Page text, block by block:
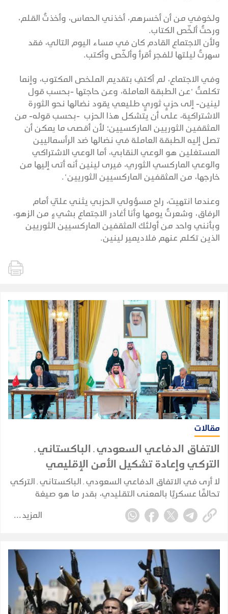
ولخوفي من أن أخسرهم، أخذني الحماس، وأخذتُ القلم،
ورحتُ ألخّص الكتاب.
ولأن الاجتماع القادم كان في مساء اليوم التالي، فقد
سهرتُ ليلتها للفجر أقرأ وألخّص وأكتب.
وفي الاجتماع، لم أكتفِ بتقديم الملخص المكتوب، وإنما
تكلمتُ "عن الطبقة العاملة، وعن حاجتها -بحسب قول
لينين- إلى حزبٍ ثوريٍ طليعي يقود نضالها نحو الثورة
الاشتراكية، على أن يتشكل هذا الحزب -بحسب قوله- من
المثقفين الثوريين الماركسيين؛ لأن أقصى ما يمكن أن
تصل إليه الطبقة العاملة في نضالها ضد الرأسماليين
المستغلين هو الوعي النقابي، أما الوعي الاشتراكي
والوعي الماركسي الثوري، فيرى لينين أنه أتى إليها من
خارجها، من المثقفين الماركسيين الثوريين".
وعندما انتهيت، راح مسؤولي الحزبي يثني عليّ أمام
الرفاق، وشعرتُ يومها وأنا أغادر الاجتماع بشيءٍ من الزهو،
وبأنني واحد من أولئك المثقفين الماركسيين الثوريين
الذين تكلم عنهم فلاديمير لينين.
مقالات
الاتفاق الدفاعي السعودي ـ الباكستاني ـ
التركي وإعادة تشكيل الأمن الإقليمي
لا أرى في الاتفاق الدفاعي السعودي ـ الباكستاني ـ التركي
تحالفًا عسكريًا بالمعنى التقليدي، بقدر ما هو صيغة
للتكامل الدفاعي والأمني بين ثلاث دول تمتلك، بدرجات
مختلفة، عناصر قوة وخبرات واحتياجات متكاملة وتواجه
المزيد